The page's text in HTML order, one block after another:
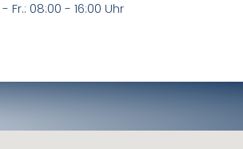
Fr.: 08:00 - 16:00 Uhr